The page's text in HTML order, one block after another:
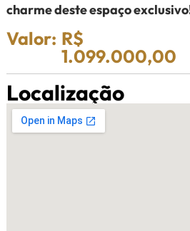
charme deste espaço
Valor: R$
1.099.000,00
Localização